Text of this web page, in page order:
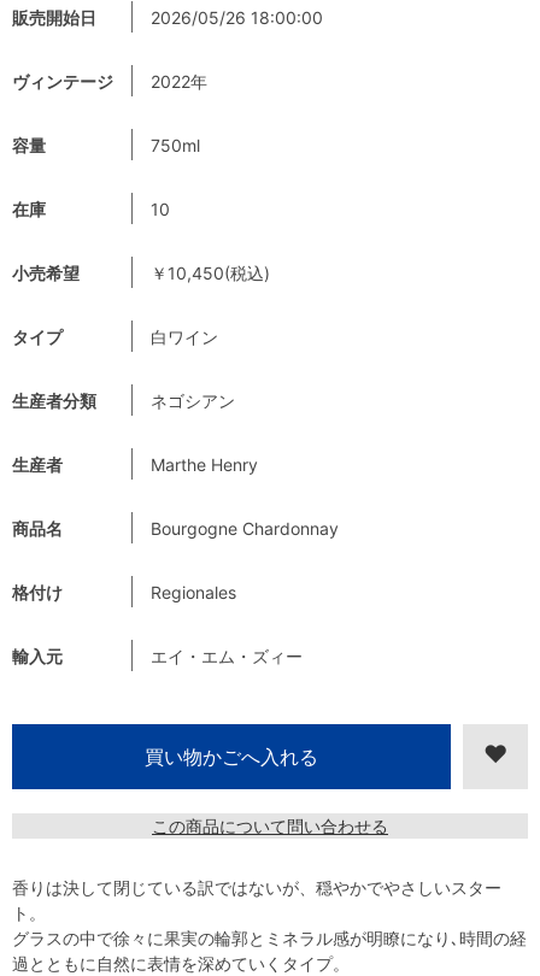
販売開始日 2026/05/26 18:00:00
ヴィンテージ 2022年
容量 750ml
在庫 10
小売希望 ￥10,450(税込)
タイプ 白ワイン
生産者分類 ネゴシアン
生産者 Marthe Henry
商品名 Bourgogne Chardonnay
格付け Regionales
輸入元 エイ・エム・ズィー
この商品について問い合わせる
香りは決して閉じている訳ではないが、穏やかでやさしいスター
ト。
グラスの中で徐々に果実の輪郭とミネラル感が明瞭になり､時間の経
過とともに自然に表情を深めていくタイプ。